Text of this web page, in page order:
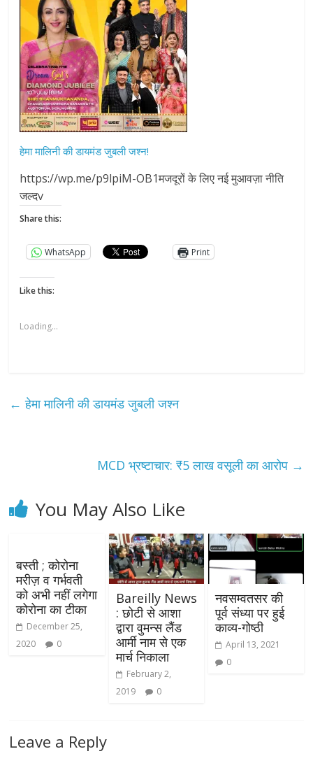
हेमा मालिनी की डायमंड जुबली जश्न!
https://wp.me/p9lpiM-OB1मजदूरों के लिए नई मुआवज़ा नीति
जल्दv
Share this:
WhatsApp Print
Like this:
Loading...
← हेमा मालिनी की डायमंड जुबली जश्न
MCD भ्रष्टाचार: ₹5 लाख वसूली का आरोप →
You May Also Like
बस्ती ; कोरोना
मरीज़ व गर्भवती
को अभी नहीं लगेगा
कोरोना का टीका
December 25,
2020
0
Bareilly News
: छोटी से आशा
द्वारा वुमन्स लैंड
आर्मी नाम से एक
मार्च निकाला
February 2,
2019
0
नवसम्वतसर की
पूर्व संध्या पर हुई
काव्य-गोष्ठी
April 13, 2021
0
Leave a Reply